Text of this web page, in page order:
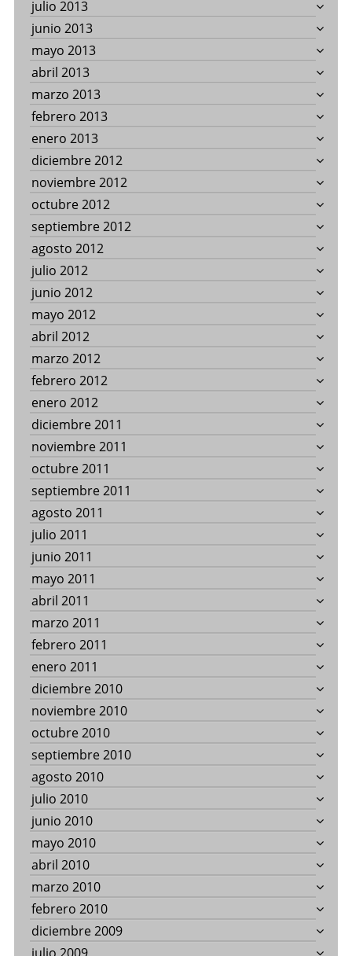
julio 2013
junio 2013
mayo 2013
abril 2013
marzo 2013
febrero 2013
enero 2013
diciembre 2012
noviembre 2012
octubre 2012
septiembre 2012
agosto 2012
julio 2012
junio 2012
mayo 2012
abril 2012
marzo 2012
febrero 2012
enero 2012
diciembre 2011
noviembre 2011
octubre 2011
septiembre 2011
agosto 2011
julio 2011
junio 2011
mayo 2011
abril 2011
marzo 2011
febrero 2011
enero 2011
diciembre 2010
noviembre 2010
octubre 2010
septiembre 2010
agosto 2010
julio 2010
junio 2010
mayo 2010
abril 2010
marzo 2010
febrero 2010
diciembre 2009